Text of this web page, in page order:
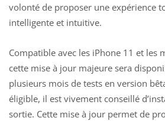
volonté de proposer une expérience
intelligente et intuitive.
Compatible avec les iPhone 11 et les
cette mise à jour majeure sera
plusieurs mois de tests en version
éligible, il est vivement conseillé
sortie. Cette mise à jour permet de